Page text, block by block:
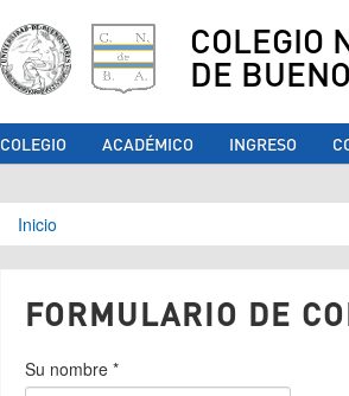
COLEGIO
DE
COLEGIO ACADÉMICO INGRESO
Se encuentra usted
Inicio
FORMULARIO DE
Su nombre *